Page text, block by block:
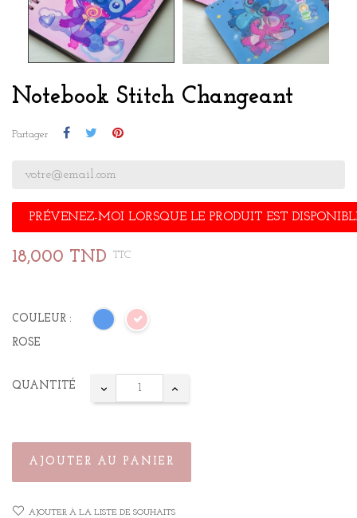
Notebook Stitch Changeant
Partager
PRÉVENEZ-MOI LORSQUE LE PRODUIT EST
18,000 TND TTC
COULEUR :
ROSE
QUANTITÉ
AJOUTER AU PANIER
AJOUTER À LA LISTE DE SOUHAITS